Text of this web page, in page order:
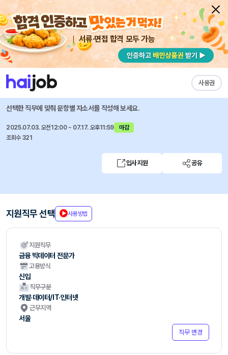
서류·면접 합격 모두 가능
사용권
채용공고 자소서 자유항목 자소서 내 작성목록
유비온 즐겨찾기
빅데이터를 활용한 디지털금융 전문가 과정 3기
선택한 직무에 맞춰 문항별 자소서를 작성해 보세요.
2025.07.03. 오전12:00 ~ 07.17. 오후11:59
마감
조회수 321
입사지원 공유
지원직무 선택 사용방법
지원직무
금융 빅데이터 전문가
고용방식
신입
직무구분
개발·데이터/IT·인터넷
근무지역
서울
직무 변경